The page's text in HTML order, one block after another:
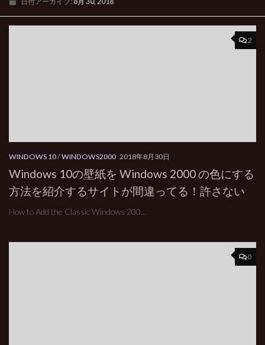
2
WINDOWS 10/WINDOWS2000 2018年8月30日
Windows 10の壁紙を Windows 2000 の色にする
方法を紹介するサイトが間違ってる！許さない
How to Add the Classic Windows 200...
0